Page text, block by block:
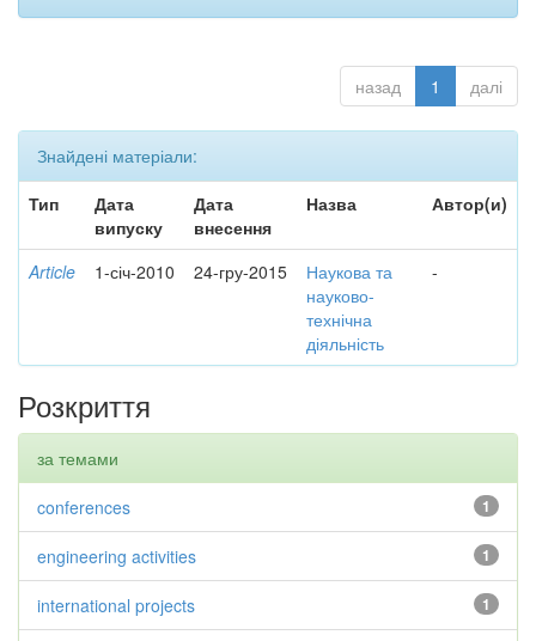
назад 1 далі
Знайдені матеріали:
Тип
Дата
випуску
Дата
внесення
Назва Автор(и)
Article 1-січ-2010 24-гру-2015
Наукова та
науково-
технічна
діяльність
-
Розкриття
за темами
1
conferences
1
engineering activities
1
international projects